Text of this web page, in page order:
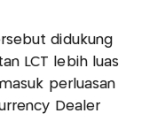
didukung
LCT lebih luas
perluasan
Dealer